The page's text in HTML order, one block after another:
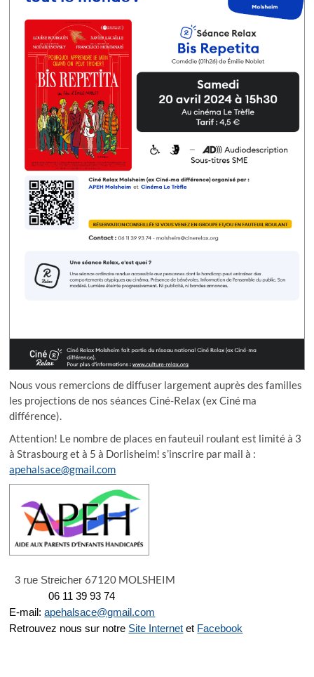
Nous vous remercions de diffuser largement auprès des familles
les projections de nos séances Ciné-Relax (ex Ciné ma
différence).
Attention! Le nombre de places en fauteuil roulant est limité à 3
à Strasbourg et à 5 à Dorlisheim! s’inscrire par mail à :
apehalsace@gmail.com
3 rue Streicher 67120 MOLSHEIM
06 11 39 93 74
E-mail:apehalsace@gmail.com
Retrouvez nous sur notre Site Internet et Facebook